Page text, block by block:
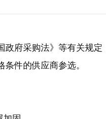
政府采购法》等有关规定
条件的供应商参选。